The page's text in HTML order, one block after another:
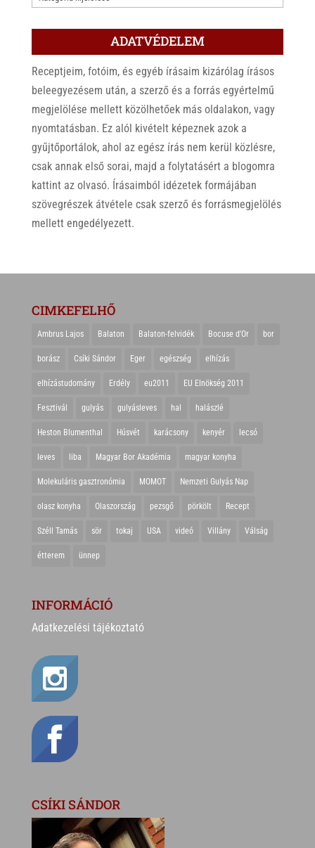
ADATVÉDELEM
Receptjeim, fotóim, és egyéb írásaim kizárólag írásos
beleegyezésem után, a szerző és a forrás egyértelmű
megjelölése mellett közölhetőek más oldalakon, vagy
nyomtatásban. Ez alól kivételt képeznek azok a
gyűjtőportálok, ahol az egész írás nem kerül közlésre,
csak annak első sorai, majd a folytatásért a blogomra
kattint az olvasó. Írásaimból idézetek formájában
szövegrészek átvétele csak szerző és forrásmegjelölés
mellett engedélyezett.
CIMKEFELHŐ
Ambrus Lajos Balaton Balaton-felvidék Bocuse d'Or bor
borász Csíki Sándor Eger egészség elhízás
elhízástudomány Erdély eu2011 EU Elnökség 2011
Fesztivál gulyás gulyásleves hal halászlé
Heston Blumenthal Húsvét karácsony kenyér lecsó
leves liba Magyar Bor Akadémia magyar konyha
Molekuláris gasztronómia MOMOT Nemzeti Gulyás Nap
olasz konyha Olaszország pezsgő pörkölt Recept
Széll Tamás sör tokaj USA videó Villány Válság
étterem ünnep
INFORMÁCIÓ
Adatkezelési tájékoztató
CSÍKI SÁNDOR